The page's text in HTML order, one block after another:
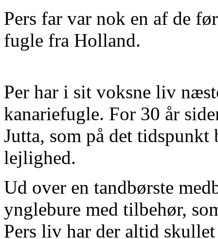
Pers far var nok en af de
fugle fra Holland.
Per har i sit voksne liv
kanariefugle. For 30 år
Jutta, som på det
lejlighed.
Ud over en tandbørste
ynglebure med tilbehør,
Pers liv har der altid